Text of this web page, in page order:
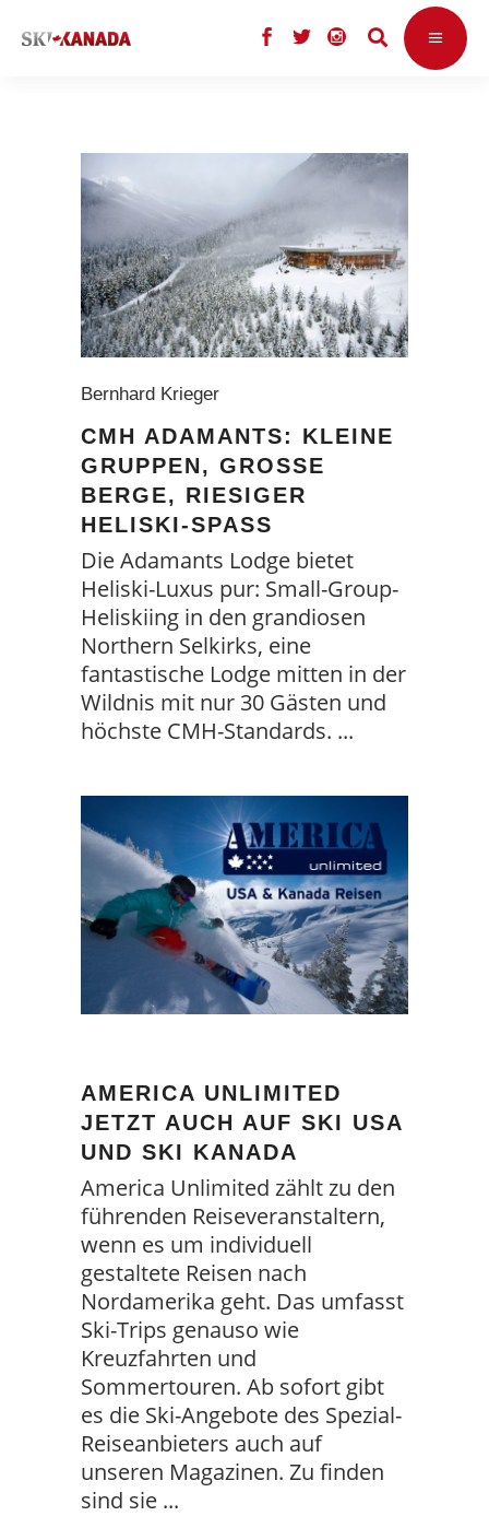
Bernhard Krieger
CMH ADAMANTS: KLEINE
GRUPPEN, GROSSE B
ERGE, RIESIGER H
ELISKI-SPASS
Die Adamants Lodge bietet
Heliski-Luxus pur: Small-Group-
Heliskiing in den grandiosen
Northern Selkirks, eine
fantastische Lodge mitten in der
Wildnis mit nur 30 Gästen und
höchste CMH-Standards.
AMERICA UNLIMITED
JETZT AUCH AUF SKI USA
UND SKI KANADA
America Unlimited zählt zu den
führenden Reiseveranstaltern,
wenn es um individuell
gestaltete Reisen nach
Nordamerika geht. Das umfasst
Ski-Trips genauso wie
Kreuzfahrten und
Sommertouren. Ab sofort gibt
es die Ski-Angebote des Spezial-
Reiseanbieters auch auf
unseren Magazinen. Zu finden
sind sie